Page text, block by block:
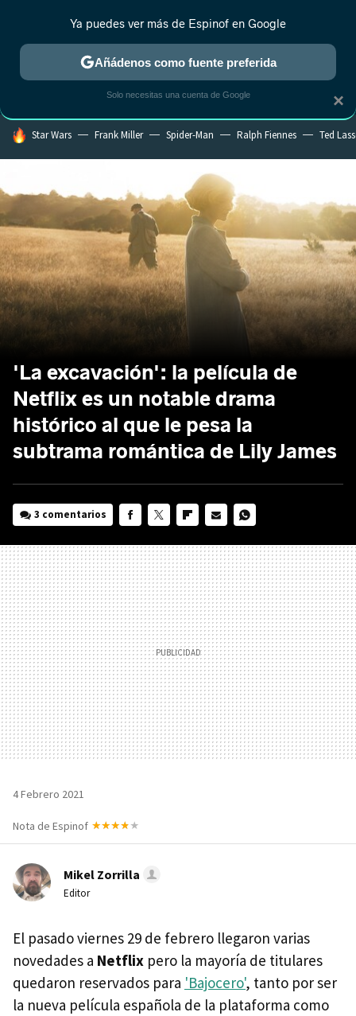
ESTRENOS REALITY ANIME RANKINGS CINE
HOY SE HABLA DE
Star Wars Frank Miller Spider-Man Ralph Fiennes Ted
'La excavación': la película de
Netflix es un notable drama
histórico al que le pesa la
subtrama romántica de Lily James
3 comentarios
MAIL
4 Febrero 2021
Nota de Espinof
Mikel Zorrilla
Editor
El pasado viernes 29 de febrero llegaron varias
novedades a Netflix pero la mayoría de titulares
quedaron reservados para 'Bajocero', tanto por ser
la nueva película española de la plataforma como
×
Ya puedes ver más de Espinof en Google
Añádenos como fuente preferida
Solo necesitas una cuenta de Google